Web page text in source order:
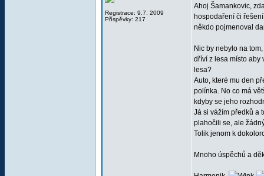
Registrace: 9.7. 2009
Příspěvky: 217
Ahoj Šamankovic,
hospodaření či
někdo pojmenoval
Nic by nebylo na
dříví z lesa místo aby
lesa?
Auto, které mu den
polínka. No co má
kdyby se jeho
Já si vážím předků a
plahočili se, ale
Tolik jenom k
Mnoho úspěchů a